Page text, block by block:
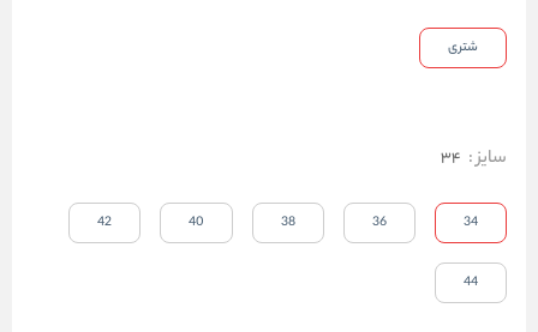
شتری
سایز:
34
34
36
38
40
42
44